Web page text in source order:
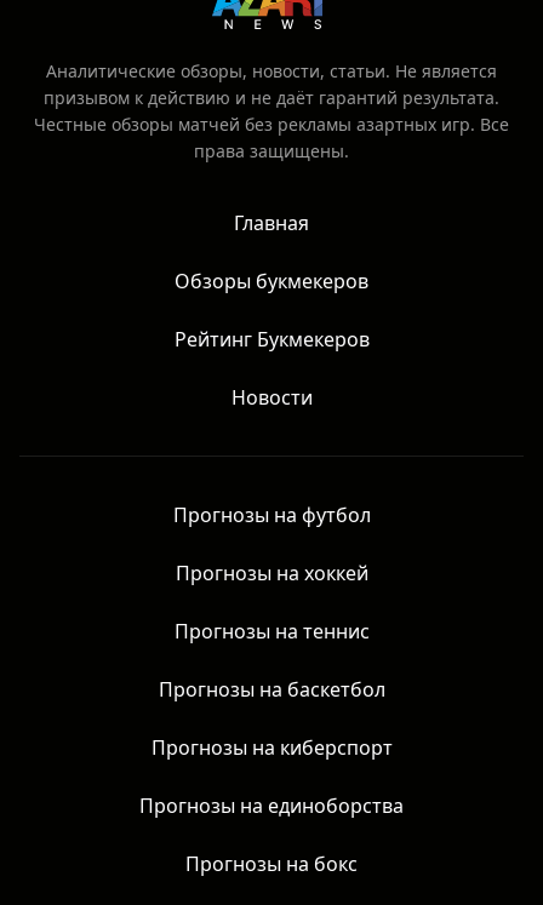
Аналитические обзоры, новости, статьи. Не является
Честные обзоры матчей без рекламы азартных игр. Все
права защищены.